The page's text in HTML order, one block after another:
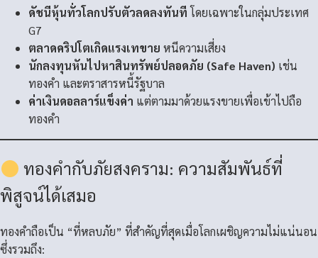
ดัชนีหุ้นทั่วโลกปรับตัวลดลงทันที โดยเฉพาะในกลุ่มประเทศ
G7
ตลาดคริปโตเกิดแรงเทขาย หนีความเสี่ยง
นักลงทุนหันไปหาสินทรัพย์ปลอดภัย (Safe Haven) เช่น
ทองคำ และตราสารหนี้รัฐบาล
ค่าเงินดอลลาร์แข็งค่า แต่ตามมาด้วยแรงขายเพื่อเข้าไปถือ
ทองคำ
ทองคำกับภัยสงคราม: ความสัมพันธ์ที่
พิสูจน์ได้เสมอ
ทองคำถือเป็น “ที่หลบภัย” ที่สำคัญที่สุดเมื่อโลกเผชิญความไม่แน่นอน
ซึ่งรวมถึง: